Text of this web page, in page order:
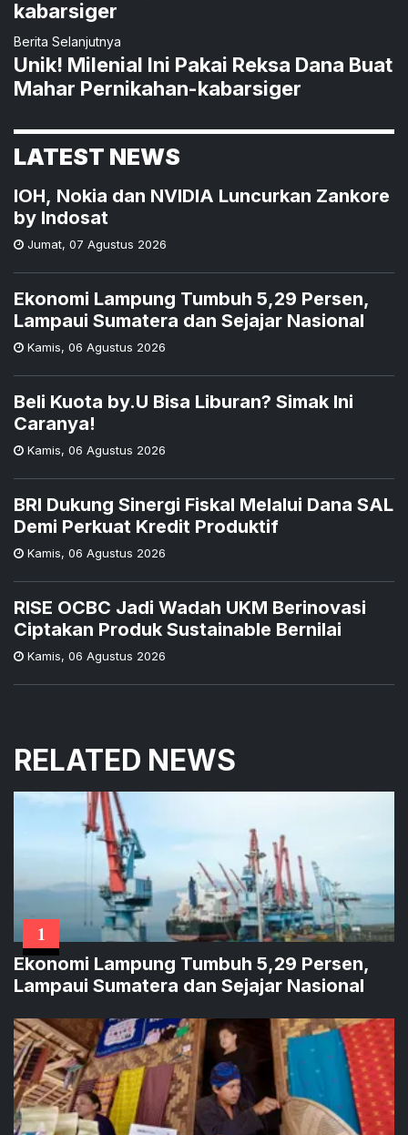
kabarsiger
Berita Selanjutnya
Unik! Milenial Ini Pakai Reksa Dana Buat
Mahar Pernikahan-kabarsiger
LATEST NEWS
IOH, Nokia dan NVIDIA Luncurkan Zankore
by Indosat
Jumat, 07 Agustus 2026
Ekonomi Lampung Tumbuh 5,29 Persen,
Lampaui Sumatera dan Sejajar Nasional
Kamis, 06 Agustus 2026
Beli Kuota by.U Bisa Liburan? Simak Ini
Caranya!
Kamis, 06 Agustus 2026
BRI Dukung Sinergi Fiskal Melalui Dana SAL
Demi Perkuat Kredit Produktif
Kamis, 06 Agustus 2026
RISE OCBC Jadi Wadah UKM Berinovasi
Ciptakan Produk Sustainable Bernilai
Kamis, 06 Agustus 2026
RELATED NEWS
1
Ekonomi Lampung Tumbuh 5,29 Persen,
Lampaui Sumatera dan Sejajar Nasional